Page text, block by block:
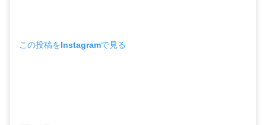
この投稿をInstagramで見る